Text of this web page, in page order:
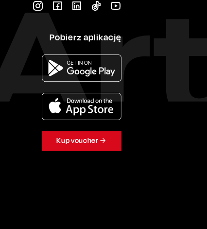
Pobierz aplikację
Kup voucher